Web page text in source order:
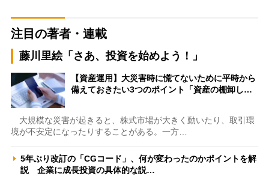
注目の著者・連載
藤川里絵「さあ、投資を始めよう！」
【資産運用】大災害時に慌てないために平時から
備えておきたい3つのポイント「資産の棚卸し…
大規模な災害が起きると、株式市場が大きく動いたり、取引環
境が不安定になったりすることがある。一方…
5年ぶり改訂の「CGコード」、何が変わったのかポイントを解
説 企業に成長投資の具体的な説…